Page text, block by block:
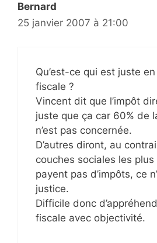
Bernard
25 janvier 2007 à 21:00
Qu’est-ce qui est juste
fiscale ?
Vincent dit que l’impôt
juste que ça car 60% de
n’est pas concernée.
D’autres diront, au
couches sociales les
payent pas d’impôts, ce
justice.
Difficile donc
fiscale avec objectivité.